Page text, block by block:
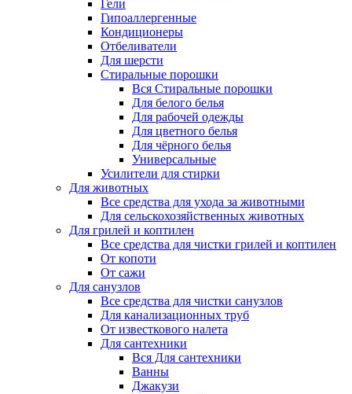
Гели
Гипоаллергенные
Кондиционеры
Отбеливатели
Для шерсти
Стиральные порошки
Вся Стиральные порошки
Для белого белья
Для рабочей одежды
Для цветного белья
Для чёрного белья
Универсальные
Усилители для стирки
Для животных
Все средства для ухода за животными
Для сельскохозяйственных животных
Для грилей и коптилен
Все средства для чистки грилей и коптилен
От копоти
От сажи
Для санузлов
Все средства для чистки санузлов
Для канализационных труб
От известкового налета
Для сантехники
Вся Для сантехники
Ванны
Джакузи